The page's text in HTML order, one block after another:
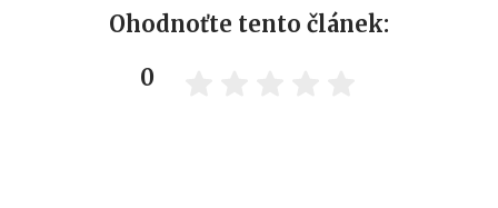
Ohodnoťte tento článek:
0